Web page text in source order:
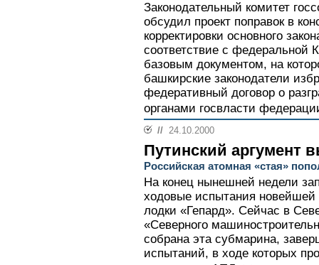
Законодательный комитет
обсудил проект поправок в
корректировки основного
соответствие с федеральной
базовым документом, на
башкирские законодатели
федеративный договор о
органами госвласти
// 24.10.2000
Путинский аргумент
Российская атомная «стая»
На конец нынешней недели
ходовые испытания новейшей
лодки «Гепард». Сейчас в
«Северного
собрана эта субмарина,
испытаний, в ходе которых